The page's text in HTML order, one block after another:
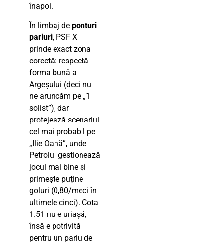
înapoi.
În limbaj de ponturi
pariuri, PSF X
prinde exact zona
corectă: respectă
forma bună a
Argeșului (deci nu
ne aruncăm pe „1
solist”), dar
protejează scenariul
cel mai probabil pe
„Ilie Oană”, unde
Petrolul gestionează
jocul mai bine și
primește puține
goluri (0,80/meci în
ultimele cinci). Cota
1.51 nu e uriașă,
însă e potrivită
pentru un pariu de